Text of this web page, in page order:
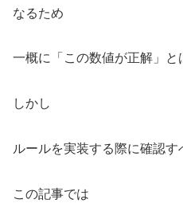
なるため
一概に「この数値が正解」と
しかし
ルールを実装する際に確認す
この記事では